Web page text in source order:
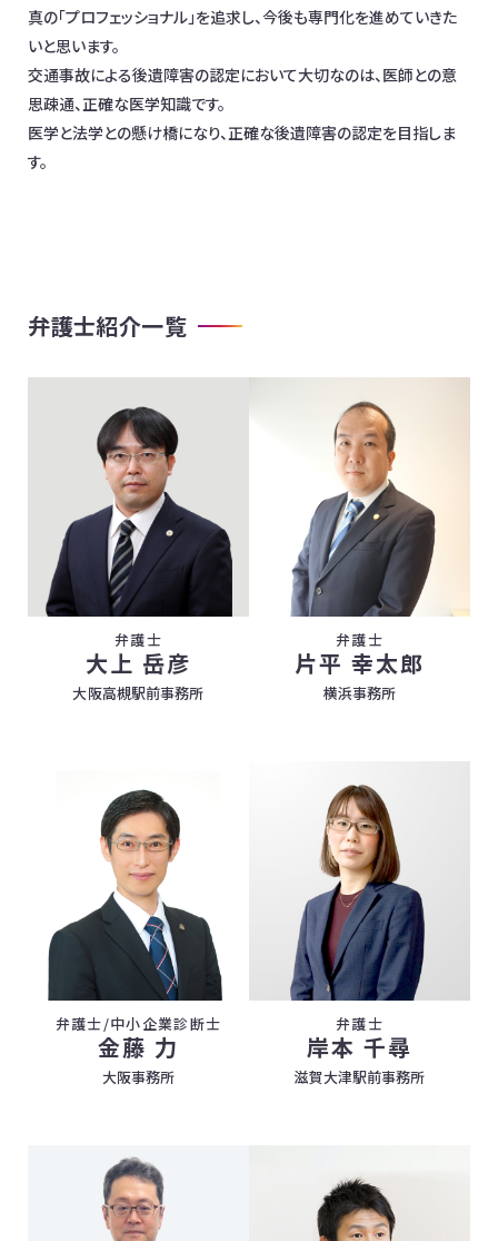
真の「プロフェッショナル」を追求し、今後も専門化を進めていきた
いと思います。
交通事故による後遺障害の認定において大切なのは、医師との意
思疎通、正確な医学知識です。
医学と法学との懸け橋になり、正確な後遺障害の認定を目指しま
す。
弁護士紹介一覧
弁護士
大上 岳彦
大阪高槻駅前事務所
弁護士
片平 幸太郎
横浜事務所
弁護士/中小企業診断士
金藤 力
大阪事務所
弁護士
岸本 千尋
滋賀大津駅前事務所